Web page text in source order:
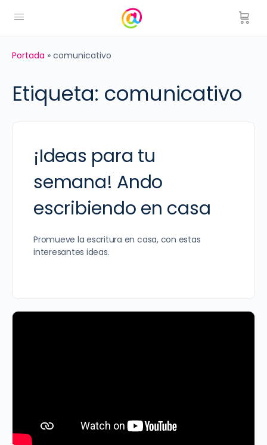
Portada » comunicativo
Etiqueta: comunicativo
¡Ideas para tu
semana! Ando
escribiendo en casa
Promueve la escritura en casa, con estas
interesantes ideas.